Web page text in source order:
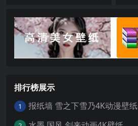
排行榜展示
1 报纸墙 雪之下雪乃4K动漫壁纸